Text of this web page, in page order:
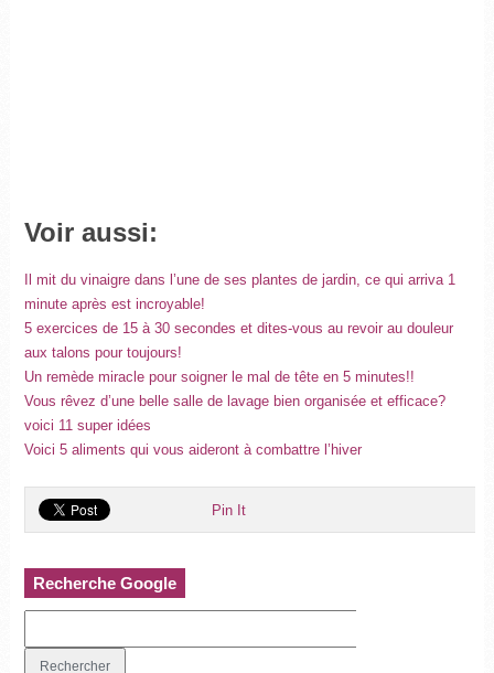
Voir aussi:
Il mit du vinaigre dans l’une de ses plantes de jardin, ce qui arriva 1
minute après est incroyable!
5 exercices de 15 à 30 secondes et dites-vous au revoir au douleur
aux talons pour toujours!
Un remède miracle pour soigner le mal de tête en 5 minutes!!
Vous rêvez d’une belle salle de lavage bien organisée et efficace?
voici 11 super idées
Voici 5 aliments qui vous aideront à combattre l’hiver
Pin It
Recherche Google